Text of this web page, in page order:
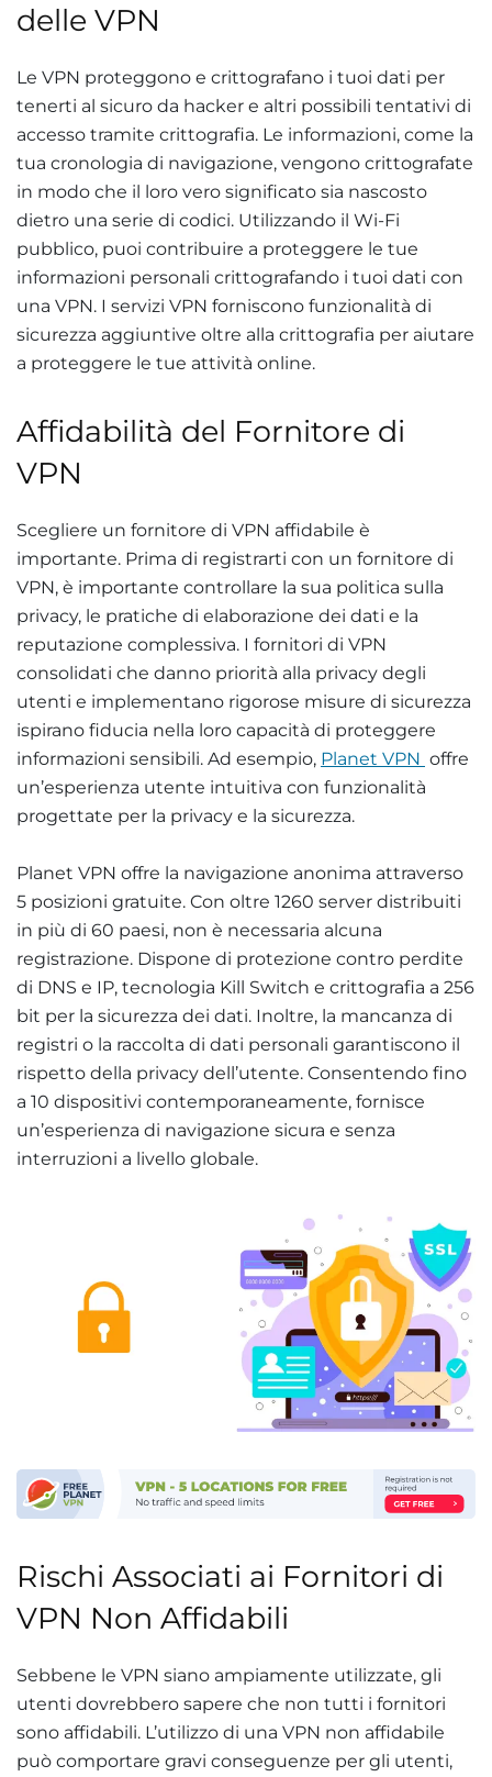
delle VPN
Le VPN proteggono e crittografano i tuoi dati per
tenerti al sicuro da hacker e altri possibili tentativi di
accesso tramite crittografia. Le informazioni, come la
tua cronologia di navigazione, vengono crittografate
in modo che il loro vero significato sia nascosto
dietro una serie di codici. Utilizzando il Wi-Fi
pubblico, puoi contribuire a proteggere le tue
informazioni personali crittografando i tuoi dati con
una VPN. I servizi VPN forniscono funzionalità di
sicurezza aggiuntive oltre alla crittografia per aiutare
a proteggere le tue attività online.
Affidabilità del Fornitore di
VPN
Scegliere un fornitore di VPN affidabile è
importante. Prima di registrarti con un fornitore di
VPN, è importante controllare la sua politica sulla
privacy, le pratiche di elaborazione dei dati e la
reputazione complessiva. I fornitori di VPN
consolidati che danno priorità alla privacy degli
utenti e implementano rigorose misure di sicurezza
ispirano fiducia nella loro capacità di proteggere
informazioni sensibili. Ad esempio, Planet VPN offre
un’esperienza utente intuitiva con funzionalità
progettate per la privacy e la sicurezza.
Planet VPN offre la navigazione anonima attraverso
5 posizioni gratuite. Con oltre 1260 server distribuiti
in più di 60 paesi, non è necessaria alcuna
registrazione. Dispone di protezione contro perdite
di DNS e IP, tecnologia Kill Switch e crittografia a 256
bit per la sicurezza dei dati. Inoltre, la mancanza di
registri o la raccolta di dati personali garantiscono il
rispetto della privacy dell’utente. Consentendo fino
a 10 dispositivi contemporaneamente, fornisce
un’esperienza di navigazione sicura e senza
interruzioni a livello globale.
Rischi Associati ai Fornitori di
VPN Non Affidabili
Sebbene le VPN siano ampiamente utilizzate, gli
utenti dovrebbero sapere che non tutti i fornitori
sono affidabili. L’utilizzo di una VPN non affidabile
può comportare gravi conseguenze per gli utenti,